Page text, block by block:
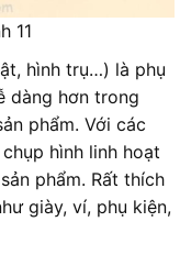
11
hình trụ…) là phụ
dàng hơn trong
phẩm. Với các
hình linh hoạt
phẩm. Rất thích
giày, ví, phụ kiện,